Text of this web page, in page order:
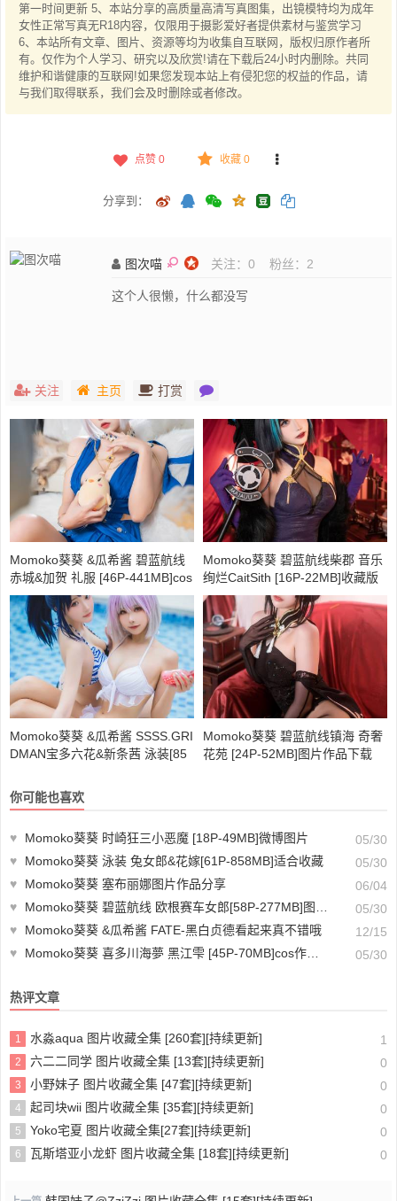
第一时间更新 5、本站分享的高质量高清写真图集，出镜模特均为成年
女性正常写真无R18内容，仅限用于摄影爱好者提供素材与鉴赏学习
6、本站所有文章、图片、资源等均为收集自互联网，版权归原作者所
有。仅作为个人学习、研究以及欣赏!请在下载后24小时内删除。共同
维护和谐健康的互联网!如果您发现本站上有侵犯您的权益的作品，请
与我们取得联系，我们会及时删除或者修改。
点赞 0 收藏 0
分享到：
图次喵 关注： 0 粉丝： 2
这个人很懒，什么都没写
关注 主页 打赏
Momoko葵葵 &瓜希酱 碧蓝航线
赤城&加贺 礼服 [46P-441MB]cos
图片下载
Momoko葵葵 碧蓝航线柴郡 音乐
绚烂CaitSith [16P-22MB]收藏版
Momoko葵葵 &瓜希酱 SSSS.GRI
DMAN宝多六花&新条茜 泳装[85
Momoko葵葵 碧蓝航线镇海 奇奢
花苑 [24P-52MB]图片作品下载
你可能也喜欢
♥ Momoko葵葵 时崎狂三小恶魔 [18P-49MB]微博图片
05/30
♥
Momoko葵葵 泳装 兔女郎&花嫁[61P-858MB]适合收藏
05/30
♥
Momoko葵葵 塞布丽娜图片作品分享
06/04
♥
Momoko葵葵 碧蓝航线 欧根赛车女郎[58P-277MB]图片包分享
05/30
♥
Momoko葵葵 &瓜希酱 FATE-黑白贞德看起来真不错哦
12/15
♥
Momoko葵葵 喜多川海夢 黑江雫 [45P-70MB]cos作品欣赏 05/30
热评文章
1 水淼aqua 图片收藏全集 [260套][持续更新] 1
2 六二二同学 图片收藏全集 [13套][持续更新] 0
3 小野妹子 图片收藏全集 [47套][持续更新] 0
4 起司块wii 图片收藏全集 [35套][持续更新] 0
5 Yoko宅夏 图片收藏全集[27套][持续更新] 0
6 瓦斯塔亚小龙虾 图片收藏全集 [18套][持续更新] 0